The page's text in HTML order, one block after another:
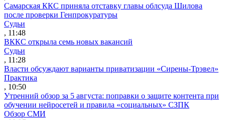
Самарская ККС приняла отставку главы облсуда Шилова
после проверки Генпрокуратуры
Судьи
, 11:48
ВККС открыла семь новых вакансий
Судьи
, 11:28
Власти обсуждают варианты приватизации «Сирены-Трэвел»
Практика
, 10:50
Утренний обзор за 5 августа: поправки о защите контента при
обучении нейросетей и правила «социальных» СЗПК
Обзор СМИ